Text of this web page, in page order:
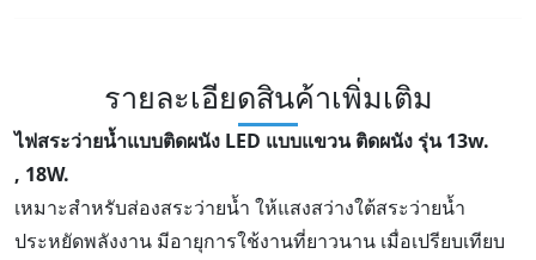
รายละเอียดสินค้าเพิ่มเติม
ไฟสระว่ายน้ำแบบติดผนัง LED แบบแขวน ติดผนัง รุ่น 13w.
, 18W.
เหมาะสำหรับส่องสระว่ายน้ำ ให้แสงสว่างใต้สระว่ายน้ำ
ประหยัดพลังงาน มีอายุการใช้งานที่ยาวนาน เมื่อเปรียบเทียบ